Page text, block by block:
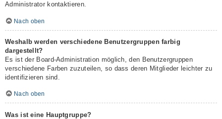
Administrator kontaktieren.
Nach oben
Weshalb werden verschiedene Benutzergruppen farbig
dargestellt?
Es ist der Board-Administration möglich, den Benutzergruppen
verschiedene Farben zuzuteilen, so dass deren Mitglieder leichter zu
identifizieren sind.
Nach oben
Was ist eine Hauptgruppe?